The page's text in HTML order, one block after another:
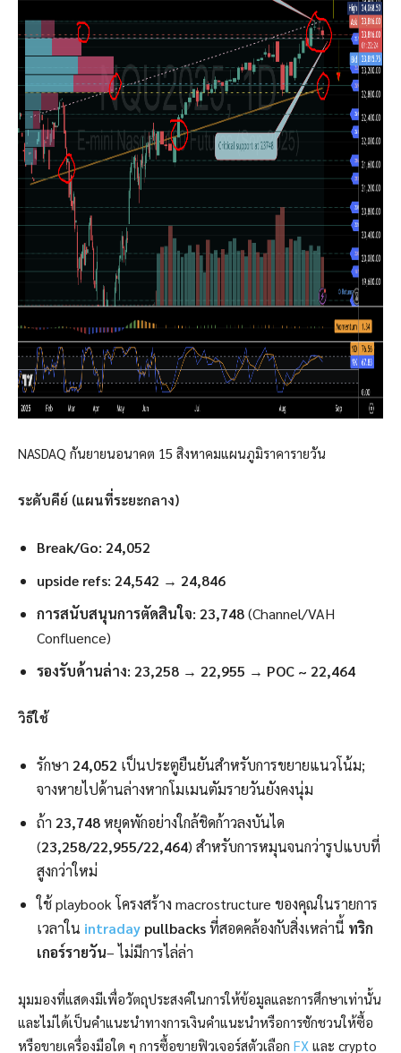
NASDAQ กันยายนอนาคต 15 สิงหาคมแผนภูมิราคารายวัน
ระดับคีย์ (แผนที่ระยะกลาง)
Break/Go: 24,052
upside refs: 24,542 → 24,846
การสนับสนุนการตัดสินใจ: 23,748(Channel/VAH
Confluence)
รองรับด้านล่าง: 23,258 → 22,955 → POC ~ 22,464
วิธีใช้
รักษา 24,052 เป็นประตูยืนยันสำหรับการขยายแนวโน้ม;
จางหายไปด้านล่างหากโมเมนตัมรายวันยังคงนุ่ม
ถ้า 23,748หยุดพักอย่างใกล้ชิดก้าวลงบันได
(23,258/22,955/22,464) สำหรับการหมุนจนกว่ารูปแบบที่
สูงกว่าใหม่
ใช้ playbook โครงสร้าง macrostructure ของคุณในรายการ
เวลาใน intraday pullbacksที่สอดคล้องกับสิ่งเหล่านี้ ทริก
เกอร์รายวัน– ไม่มีการไล่ล่า
มุมมองที่แสดงมีเพื่อวัตถุประสงค์ในการให้ข้อมูลและการศึกษาเท่านั้น
และไม่ได้เป็นคำแนะนำทางการเงินคำแนะนำหรือการชักชวนให้ซื้อ
หรือขายเครื่องมือใด ๆ การซื้อขายฟิวเจอร์สตัวเลือก FX และ crypto